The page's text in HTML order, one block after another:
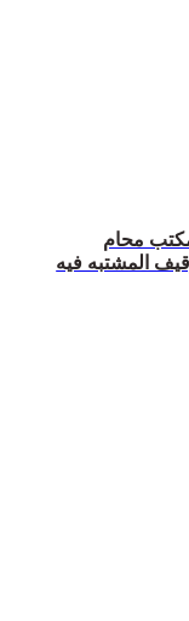
محام
المشتبه فيه